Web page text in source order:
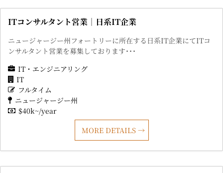
ITコンサルタント営業｜日系IT企業
ニュージャージー州フォートリーに所在する日系IT企業にてITコ
ンサルタント営業を募集しております･･･
IT・エンジニアリング
IT
フルタイム
ニュージャージー州
$40k~/year
MORE DETAILS